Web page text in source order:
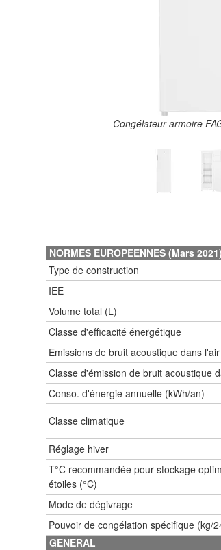
armoire FAGOR FNF6206EW - 1
NORMES EUROPEENNES (Mars 2021)
Type de construction
IEE
Volume total (L)
Classe d'efficacité énergétique
Emissions de bruit acoustique dans
Classe d'émission de bruit acoustique
Conso. d'énergie annuelle (kWh/an)
Classe climatique
Réglage hiver
T°C recommandée pour stockage
étoiles (°C)
Mode de dégivrage
Pouvoir de congélation spécifique (kg/
GENERAL